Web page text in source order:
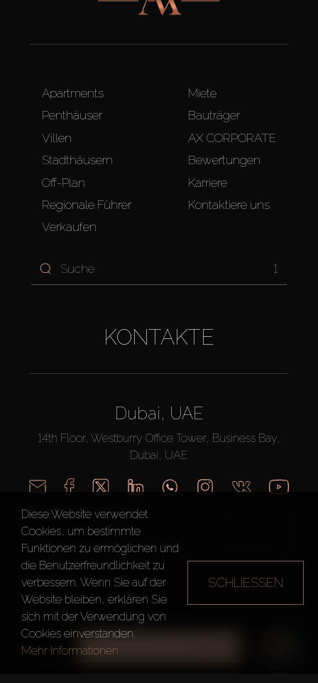
ALLE FILTER
Apartments
Penthäuser
Villen
Stadthäusern
Off-Plan
Regionale Führer
Verkaufen
Miete
Bauträger
AX CORPORATE
Bewertungen
Karriere
Kontaktiere uns
1
KONTAKTE
Dubai, UAE
14th Floor, Westburry Office Tower, Business Bay,
Dubai, UAE
RUFEN SIE UNS AN
AX CAPITAL ©2026 Alle Rechte vorbehalten
Nutzungsbedingungen
Diese Website verwendet
Cookies, um bestimmte
Funktionen zu ermöglichen und
die Benutzerfreundlichkeit zu
verbessern. Wenn Sie auf der
Website bleiben, erklären Sie
sich mit der Verwendung von
Cookies einverstanden.
Mehr Informationen
SCHLIESSEN